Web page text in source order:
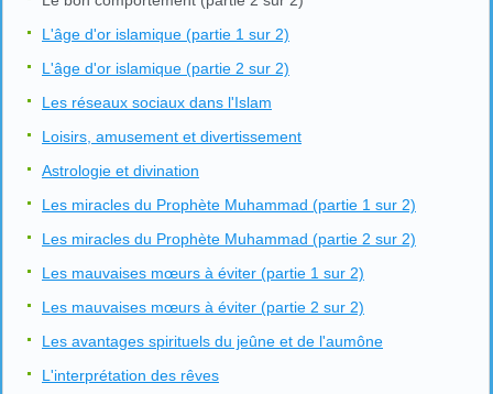
L'âge d'or islamique (partie 1 sur 2)
L'âge d'or islamique (partie 2 sur 2)
Les réseaux sociaux dans l'Islam
Loisirs, amusement et divertissement
Astrologie et divination
Les miracles du Prophète Muhammad (partie 1 sur 2)
Les miracles du Prophète Muhammad (partie 2 sur 2)
Les mauvaises mœurs à éviter (partie 1 sur 2)
Les mauvaises mœurs à éviter (partie 2 sur 2)
Les avantages spirituels du jeûne et de l'aumône
L'interprétation des rêves